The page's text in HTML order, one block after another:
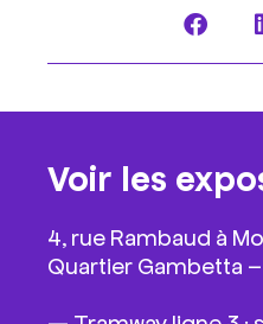
Voir les
4, rue Rambaud à
Quartier Gambetta